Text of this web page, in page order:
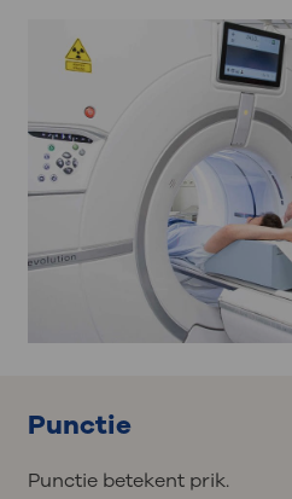
Punctie
Punctie betekent prik.